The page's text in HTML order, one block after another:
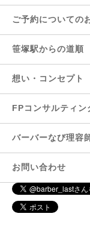
ご予約についての
笹塚駅からの道順
想い・コンセプト
FPコンサルティン
バーバーなび理容
お問い合わせ